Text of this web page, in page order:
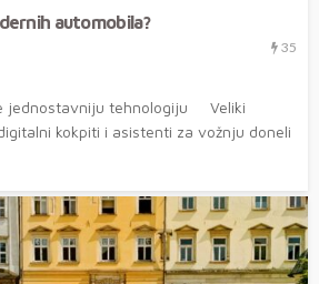
automobila?
35
jednostavniju tehnologiju Veliki
kokpiti i asistenti za vožnju doneli